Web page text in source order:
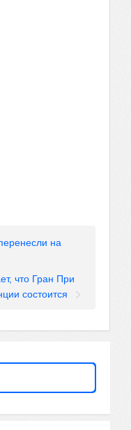
на
что Гран При
состоится